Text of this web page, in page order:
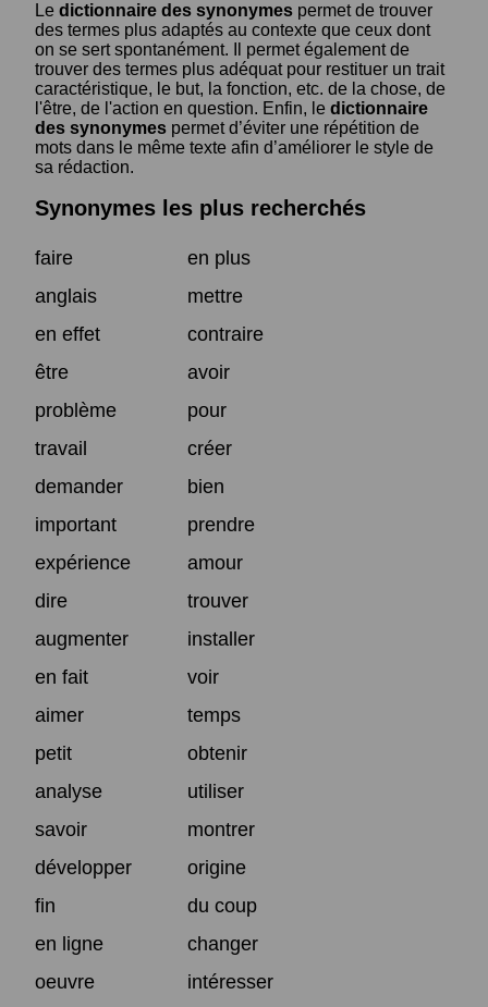
Le dictionnaire des synonymes permet de trouver
des termes plus adaptés au contexte que ceux dont
on se sert spontanément. Il permet également de
trouver des termes plus adéquat pour restituer un trait
caractéristique, le but, la fonction, etc. de la chose, de
l'être, de l'action en question. Enfin, le dictionnaire
des synonymes permet d’éviter une répétition de
mots dans le même texte afin d’améliorer le style de
sa rédaction.
Synonymes les plus recherchés
faire
en plus
anglais
mettre
en effet
contraire
être
avoir
problème
pour
travail
créer
demander
bien
important
prendre
expérience
amour
dire
trouver
augmenter
installer
en fait
voir
aimer
temps
petit
obtenir
analyse
utiliser
savoir
montrer
développer
origine
fin
du coup
en ligne
changer
oeuvre
intéresser